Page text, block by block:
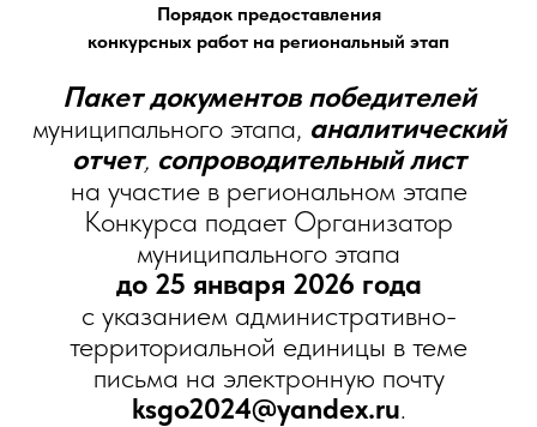
Порядок предоставления
конкурсных работ на региональный этап
Пакет документов победителей
муниципального этапа, аналитический
отчет, сопроводительный лист
на участие в региональном этапе
Конкурса подает Организатор
муниципального этапа
до 25 января 2026 года
с указанием административно-
территориальной единицы в теме
письма на электронную почту
ksgo2024@yandex.ru.